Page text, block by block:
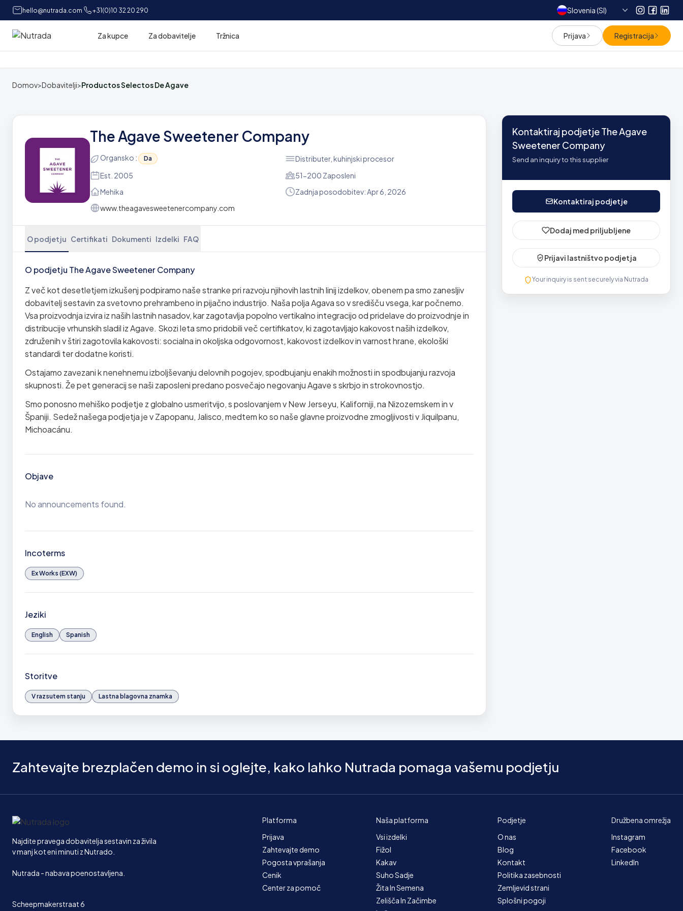
hello@nutrada.com +31(0)10 32 20 290 Slovenia (SI) Instagram
Domov Za kupce Za dobavitelje Tržnica Prijava Registracija
Domov>Dobavitelji>Productos Selectos De Agave
The Agave Sweetener Company
Organsko : Da
Distributer, kuhinjski procesor
Est. 2005
51-200 Zaposleni
Mehika
Zadnja posodobitev: Apr 6, 2026
www.theagavesweetenercompany.com
O podjetju Certifikati Dokumenti Izdelki FAQ
O podjetju The Agave Sweetener Company
Z več kot desetletjem izkušenj podpiramo naše stranke pri razvoju njihovih lastnih linij izdelkov, obenem pa smo zanesljiv
dobavitelj sestavin za svetovno prehrambeno in pijačno industrijo. Naša polja Agava so v središču vsega, kar počnemo.
Vsa proizvodnja izvira iz naših lastnih nasadov, kar zagotavlja popolno vertikalno integracijo od pridelave do proizvodnje in
distribucije vrhunskih sladil iz Agave. Skozi leta smo pridobili več certifikatov, ki zagotavljajo kakovost naših izdelkov,
združenih v štiri zagotovila kakovosti: socialna in okoljska odgovornost, kakovost izdelkov in varnost hrane, ekološki
standardi ter dodatne koristi.
Ostajamo zavezani k nenehnemu izboljševanju delovnih pogojev, spodbujanju enakih možnosti in spodbujanju razvoja
skupnosti. Že pet generacij se naši zaposleni predano posvečajo negovanju Agave s skrbjo in strokovnostjo.
Smo ponosno mehiško podjetje z globalno usmeritvijo, s poslovanjem v New Jerseyu, Kaliforniji, na Nizozemskem in v
Španiji. Sedež našega podjetja je v Zapopanu, Jalisco, medtem ko so naše glavne proizvodne zmogljivosti v Jiquilpanu,
Michoacánu.
Objave
No announcements found.
Incoterms
Ex Works (EXW)
Jeziki
English Spanish
Storitve
V razsutem stanju Lastna blagovna znamka
Kontaktiraj podjetje The Agave
Sweetener Company
Send an inquiry to this supplier
Kontaktiraj podjetje
Dodaj med priljubljene
Prijavi lastništvo podjetja
Your inquiry is sent securely via Nutrada
Zahtevajte brezplačen demo in si oglejte, kako lahko Nutrada pomaga vašemu podjetju
Domov
Najdite pravega dobavitelja sestavin za živila
v manj kot eni minuti z Nutrado.
Nutrada - nabava poenostavljena.
Scheepmakerstraat 6
Platforma
Prijava
Zahtevajte demo
Pogosta vprašanja
Cenik
Center za pomoč
Naša platforma
Vsi izdelki
Fižol
Kakav
Suho Sadje
Žita In Semena
Zelišča In Začimbe
Podjetje
O nas
Blog
Kontakt
Politika zasebnosti
Zemljevid strani
Splošni pogoji
Družbena omrežja
Instagram
Facebook
LinkedIn